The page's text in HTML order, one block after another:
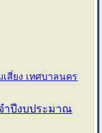
สี่ยง เทศบาลนคร
ำปีงบประมาณ